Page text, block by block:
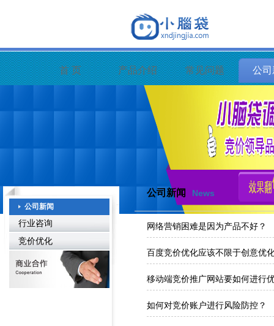
首 页 产品介绍 常见问题 公
公司新闻
行业咨询
竞价优化
公司新闻 News
网络营销困难是因为产品不好？
百度竞价优化应该不限于创意优
移动端竞价推广网站要如何进行
如何对竞价账户进行风险防控？